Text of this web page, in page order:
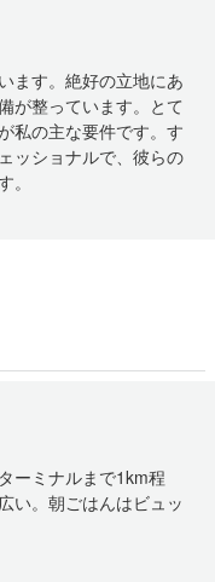
ます。絶好の立地にあ
が整っています。とて
私の主な要件です。す
ッショナルで、彼らの
。
ーミナルまで1km程
い。朝ごはんはビュッ